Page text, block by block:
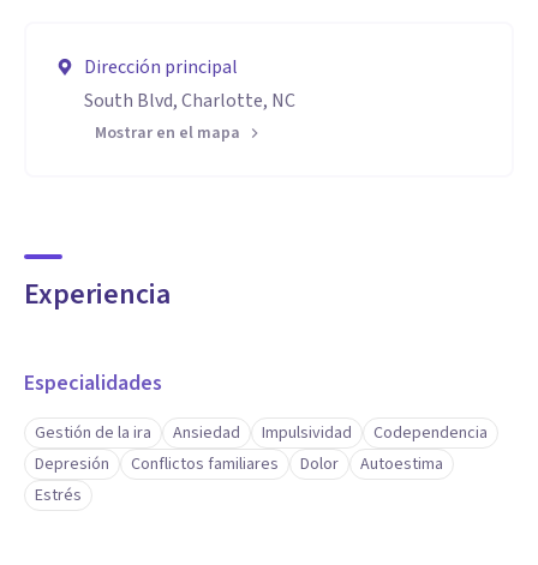
Dirección principal
South Blvd, Charlotte, NC
Mostrar en el mapa
Experiencia
Especialidades
Gestión de la ira Ansiedad Impulsividad
Codependencia
Depresión
Conflictos familiares Dolor
Autoestima
Estrés